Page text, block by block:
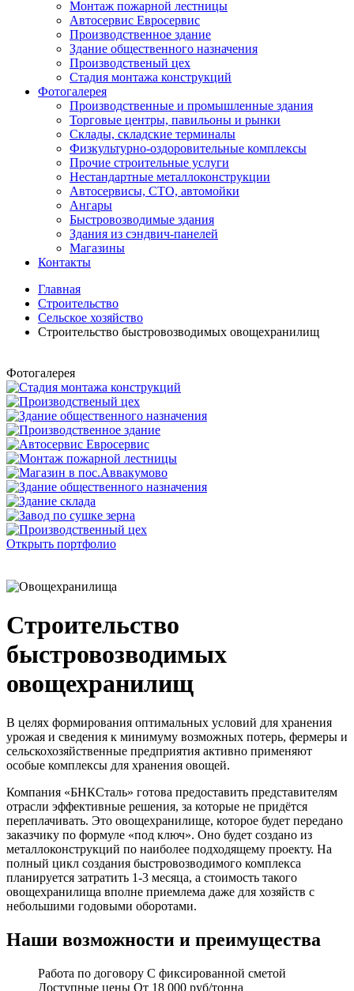
Монтаж пожарной лестницы
Автосервис Евросервис
Производственное здание
Здание общественного назначения
Производственый цех
Стадия монтажа конcтрукций
Фотогалерея
Производственные и промышленные здания
Торговые центры, павильоны и рынки
Склады, складские терминалы
Физкультурно-оздоровительные комплексы
Прочие строительные услуги
Нестандартные металлоконструкции
Автосервисы, СТО, автомойки
Ангары
Быстровозводимые здания
Здания из сэндвич-панелей
Магазины
Контакты
Главная
Строительство
Сельское хозяйство
Строительство быстровозводимых овощехранилищ
Фотогалерея
Открыть портфолио
Строительство
быстровозводимых
овощехранилищ
В целях формирования оптимальных условий для хранения
урожая и сведения к минимуму возможных потерь, фермеры и
сельскохозяйственные предприятия активно применяют
особые комплексы для хранения овощей.
Компания «БНКСталь» готова предоставить представителям
отрасли эффективные решения, за которые не придётся
переплачивать. Это овощехранилище, которое будет передано
заказчику по формуле «под ключ». Оно будет создано из
металлоконструкций по наиболее подходящему проекту. На
полный цикл создания быстровозводимого комплекса
планируется затратить 1-3 месяца, а стоимость такого
овощехранилища вполне приемлема даже для хозяйств с
небольшими годовыми оборотами.
Наши возможности и преимущества
Работа по договору С фиксированной сметой
Доступные цены От 18 000 руб/тонна